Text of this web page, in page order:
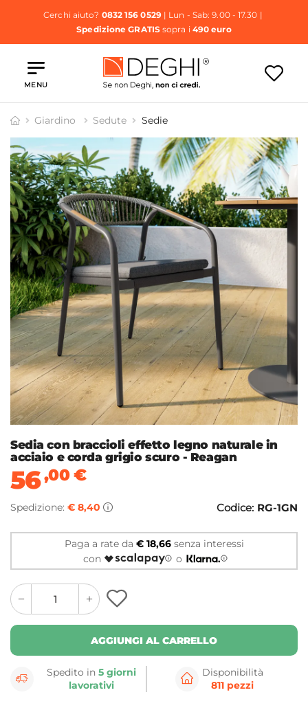
Cerchi aiuto? 0832 156 0529| Lun - Sab: 9.00 - 17.30 |
Spedizione GRATISsopra i 490 euro
MENU
Giardino Sedute Sedie
Sedia con braccioli effetto legno naturale in
acciaio e corda grigio scuro - Reagan
56,00€
Spedizione: € 8,40 Codice: RG-1GN
Paga a rate da € 18,66senza interessi
con
o
quantity
button
quantity
minus
button
AGGIUNGI AL CARRELLO
Spedito in5 giorni
lavorativi
Disponibilità
811 pezzi